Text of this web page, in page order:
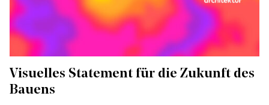
Visuelles Statement für die Zukunft des
Bauens